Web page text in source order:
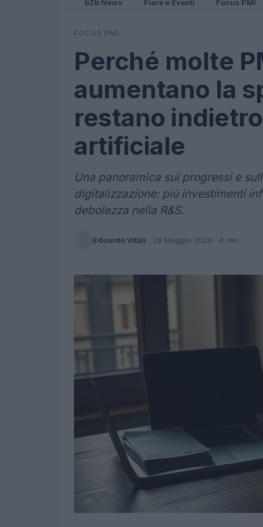
b2b News Fiere e Eventi Focus PMI
FOCUS PMI
Perché molte
aumentano la
restano
artificiale
Una panoramica sui progressi e
digitalizzazione: più investimenti
debolezza nella R&S.
Edoardo Vitali · 28 Maggio 2026 · 4 min